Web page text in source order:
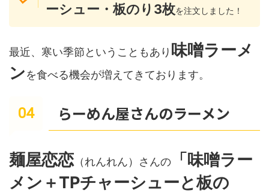
ーシュー・板のり3枚を注文しました！
最近、寒い季節ということもあり 味噌ラーメ
ンを食べる機会が増えてきております。
らーめん屋さんのラーメン
麺屋恋恋 （れんれん）さんの
「味噌ラー
メン＋TPチャーシューと板の